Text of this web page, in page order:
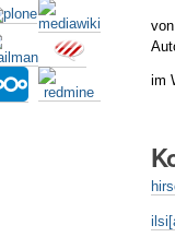
im